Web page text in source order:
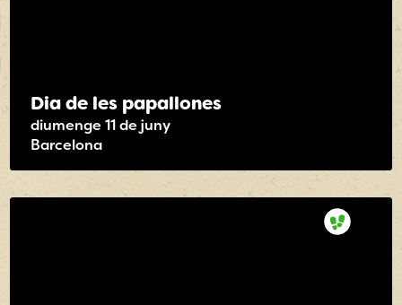
Dia de les papallones
diumenge 11 de juny
Barcelona